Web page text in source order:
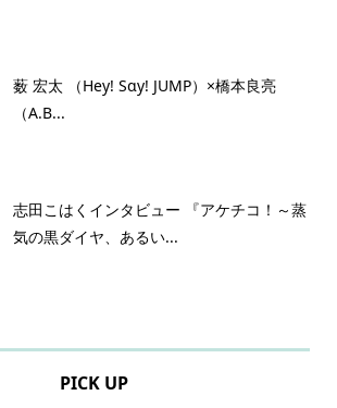
薮 宏太 （Hey! Sɑy! JUMP）×橋本良亮
（A.B...
志田こはくインタビュー 『アケチコ！～蒸
気の黒ダイヤ、あるい...
PICK UP